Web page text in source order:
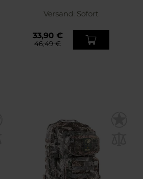
Versand: Sofort
33,90 €
46,49 €